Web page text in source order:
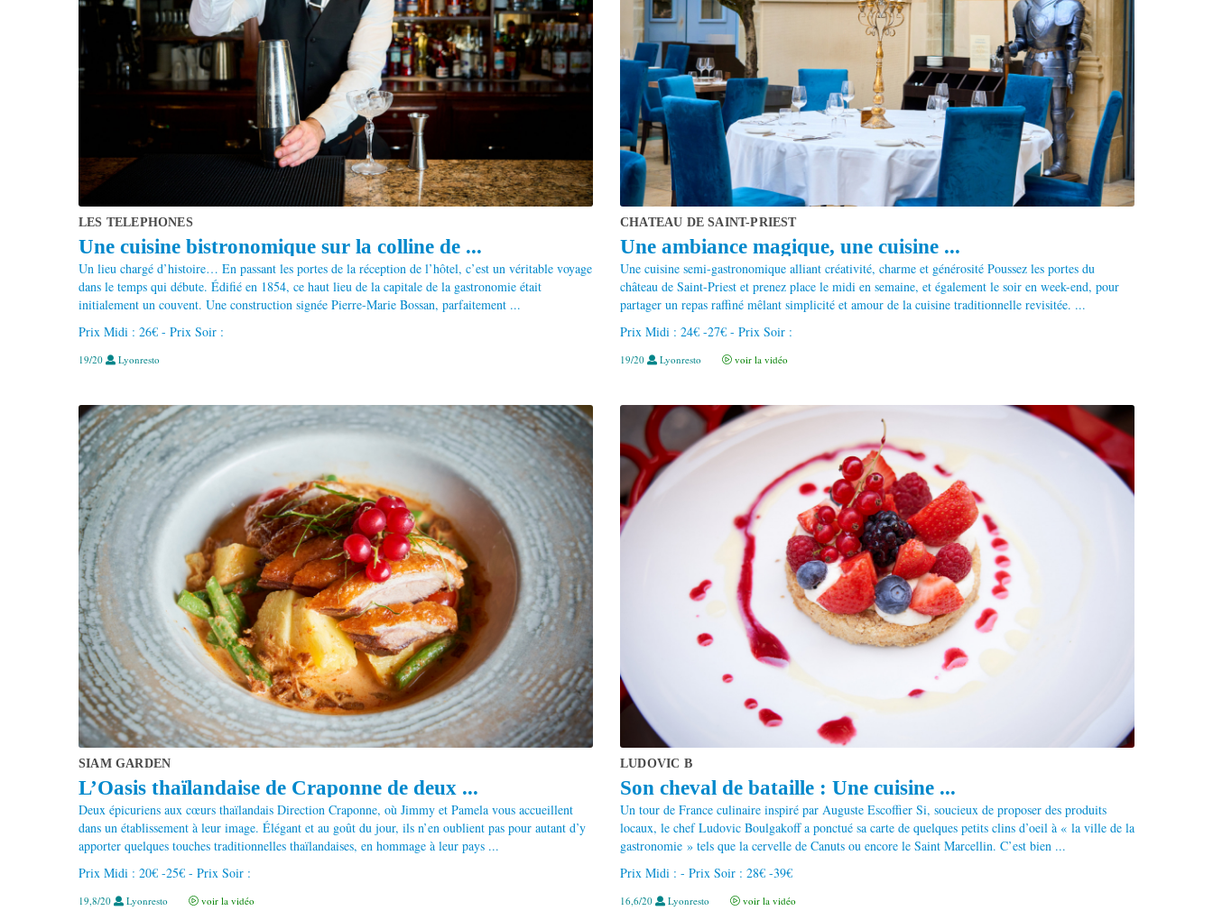
LES TELEPHONES
Une cuisine bistronomique sur la colline de ...
Un lieu chargé d’histoire… En passant les portes de la réception de l’hôtel, c’est un véritable voyage
dans le temps qui débute. Édifié en 1854, ce haut lieu de la capitale de la gastronomie était
initialement un couvent. Une construction signée Pierre-Marie Bossan, parfaitement ...
Prix Midi : 26€ - Prix Soir :
19/20 Lyonresto
CHATEAU DE SAINT-PRIEST
Une ambiance magique, une cuisine ...
Une cuisine semi-gastronomique alliant créativité, charme et générosité Poussez les portes du
château de Saint-Priest et prenez place le midi en semaine, et également le soir en week-end, pour
partager un repas raffiné mêlant simplicité et amour de la cuisine traditionnelle revisitée. ...
Prix Midi : 24€ -27€ - Prix Soir :
19/20 Lyonresto voir la vidéo
SIAM GARDEN
L’Oasis thaïlandaise de Craponne de deux ...
Deux épicuriens aux cœurs thaïlandais Direction Craponne, où Jimmy et Pamela vous accueillent
dans un établissement à leur image. Élégant et au goût du jour, ils n’en oublient pas pour autant d’y
apporter quelques touches traditionnelles thaïlandaises, en hommage à leur pays ...
Prix Midi : 20€ -25€ - Prix Soir :
19,8/20 Lyonresto voir la vidéo
LUDOVIC B
Son cheval de bataille : Une cuisine ...
Un tour de France culinaire inspiré par Auguste Escoffier Si, soucieux de proposer des produits
locaux, le chef Ludovic Boulgakoff a ponctué sa carte de quelques petits clins d’oeil à « la ville de la
gastronomie » tels que la cervelle de Canuts ou encore le Saint Marcellin. C’est bien ...
Prix Midi : - Prix Soir : 28€ -39€
16,6/20 Lyonresto voir la vidéo